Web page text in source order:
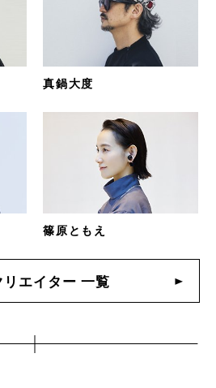
真鍋大度
篠原ともえ
リエイター 一覧